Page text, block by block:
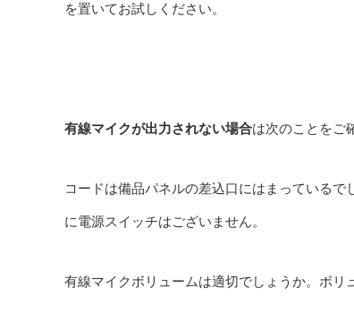
を置いてお試しください。
有線マイクが出力されない場合は次のことをご
コードは備品パネルの差込口にはまっている
に電源スイッチはございません。
有線マイクボリュームは適切でしょうか。ボリ